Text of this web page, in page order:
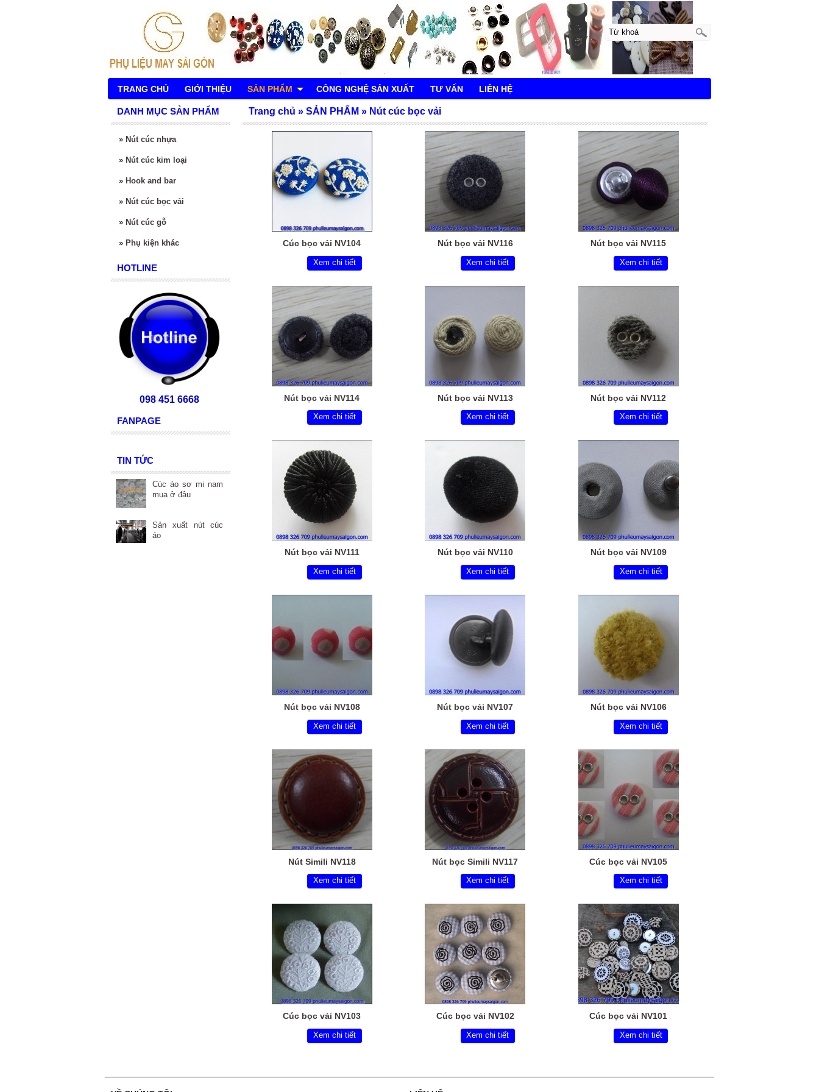
Cúc bọc vải NV104
Xem chi tiết
Nút bọc vải NV116
Xem chi tiết
Nút bọc vải NV115
Xem chi tiết
Nút bọc vải NV114
Xem chi tiết
Nút bọc vải NV113
Xem chi tiết
Nút bọc vải NV112
Xem chi tiết
Nút bọc vải NV111
Xem chi tiết
Nút bọc vải NV110
Xem chi tiết
Nút bọc vải NV109
Xem chi tiết
Nút bọc vải NV108
Xem chi tiết
Nút bọc vải NV107
Xem chi tiết
Nút bọc vải NV106
Xem chi tiết
Nút Simili NV118
Xem chi tiết
Nút bọc Simili NV117
Xem chi tiết
Cúc bọc vải NV105
Xem chi tiết
Cúc bọc vải NV103
Xem chi tiết
Cúc bọc vải NV102
Xem chi tiết
Cúc bọc vải NV101
Xem chi tiết
Trang chủ » SẢN PHẨM » Nút cúc bọc vải
DANH MỤC SẢN PHẨM
» Nút cúc nhựa
» Nút cúc kim loại
» Hook and bar
» Nút cúc bọc vải
» Nút cúc gỗ
» Phụ kiện khác
HOTLINE
098 451 6668
FANPAGE
TIN TỨC
Cúc áo sơ mi nam
mua ở đâu
Sản xuất nút cúc
áo
TRANG CHỦ GIỚI THIỆU SẢN PHẨM CÔNG NGHỆ SẢN XUẤT TƯ VẤN LIÊN HỆ